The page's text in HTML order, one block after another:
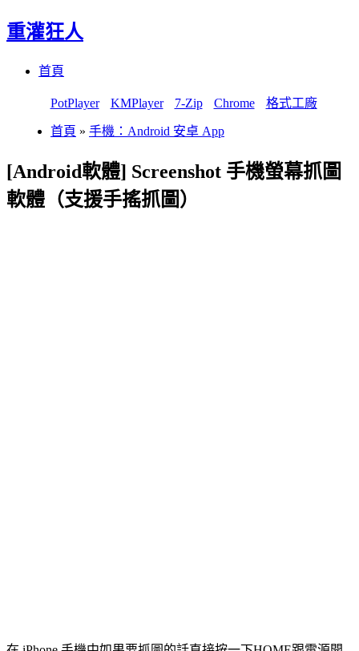
重灌狂人
首頁
PotPlayer KMPlayer 7-Zip Chrome 格式工廠
首頁 » 手機：Android 安卓 App
[Android軟體] Screenshot 手機螢幕抓圖
軟體（支援手搖抓圖）